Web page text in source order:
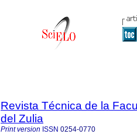
Revista Técnica de la
del Zulia
Print version ISSN 0254-0770